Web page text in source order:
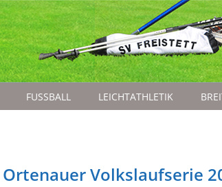
FUSSBALL LEICHTATHLETIK
Ortenauer Volkslaufserie